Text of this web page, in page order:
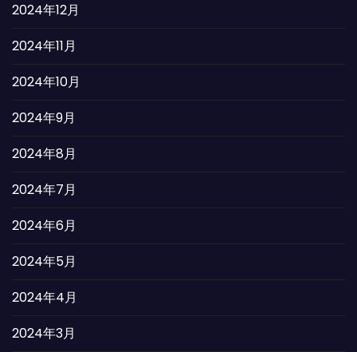
2024年12月
2024年11月
2024年10月
2024年9月
2024年8月
2024年7月
2024年6月
2024年5月
2024年4月
2024年3月